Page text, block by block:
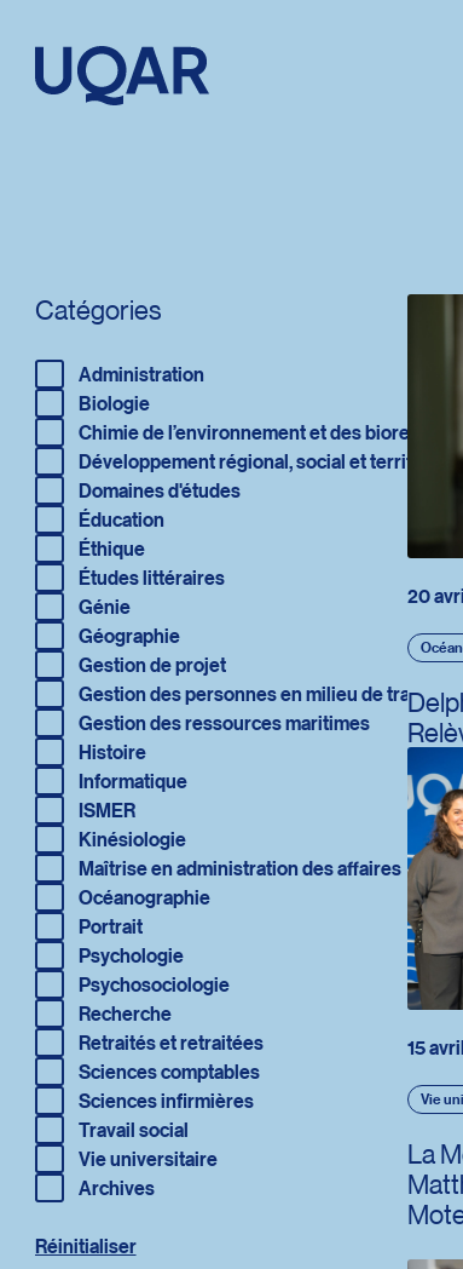
Réinitialiser les paramètres
Catégories
Administration
Redirection vers la page : Administration
Biologie
Redirection vers la page : Biologie
Chimie de l’environnement et des
Redirection vers la page : Chimie de
Développement régional, social et territorial
Redirection vers la page : Développement régional,
Domaines d'études
Redirection vers la page : Domaines d'études
Éducation
Redirection vers la page : Éducation
Éthique
Redirection vers la page : Éthique
Études littéraires
Redirection vers la page : Études littéraires
Génie
Redirection vers la page : Génie
Géographie
Redirection vers la page : Géographie
Gestion de projet
Redirection vers la page : Gestion de projet
Gestion des personnes en milieu de travail
Redirection vers la page : Gestion des personnes en
Gestion des ressources maritimes
Redirection vers la page : Gestion des ressources
Histoire
Redirection vers la page : Histoire
Informatique
Redirection vers la page : Informatique
ISMER
Redirection vers la page : ISMER
Kinésiologie
Redirection vers la page : Kinésiologie
Maîtrise en administration des affaires
Redirection vers la page : Maîtrise en administration
Océanographie
Redirection vers la page : Océanographie
Portrait
Redirection vers la page : Portrait
Psychologie
Redirection vers la page : Psychologie
Psychosociologie
Redirection vers la page : Psychosociologie
Recherche
Redirection vers la page : Recherche
Retraités et retraitées
Redirection vers la page : Retraités et retraitées
Sciences comptables
Redirection vers la page : Sciences comptables
Sciences infirmières
Redirection vers la page : Sciences infirmières
Travail social
Redirection vers la page : Travail social
Vie universitaire
Redirection vers la page : Vie universitaire
Archives
Redirection vers la page : Archives
Réinitialiser
Réinitialiser les catégories d'actualités
20
15
Vie
La